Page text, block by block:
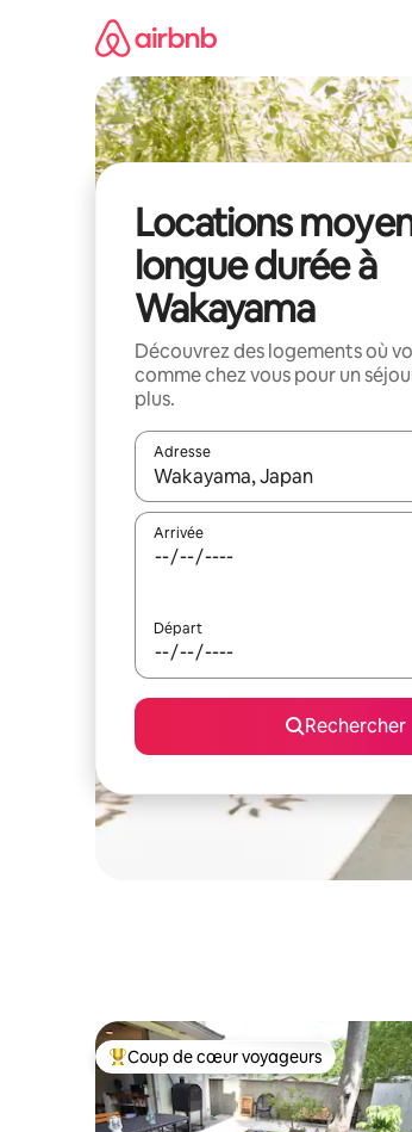
Locations
longue durée à
Wakayama
Découvrez des logements où
comme chez vous pour un
plus.
Adresse
Lorsque les résultats s'affichent,
Arrivée
Départ
Rechercher
Coups de cœur voyageurs les plus
Coup de cœur voyageurs